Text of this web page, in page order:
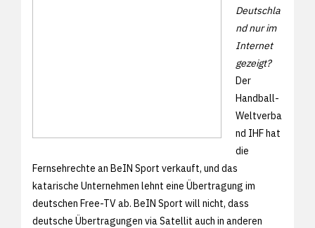
Deutschla
nd nur im
Internet
gezeigt?
Der
Handball-
Weltverba
nd IHF hat
die
Fernsehrechte an BeIN Sport verkauft, und das
katarische Unternehmen lehnt eine Übertragung im
deutschen Free-TV ab. BeIN Sport will nicht, dass
deutsche Übertragungen via Satellit auch in anderen